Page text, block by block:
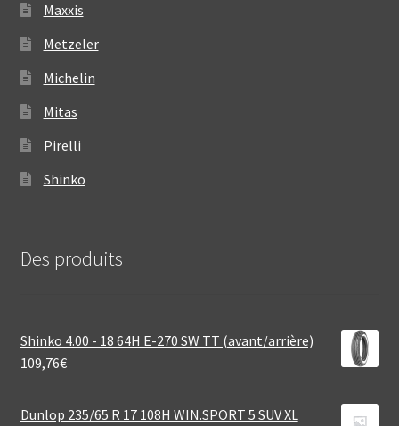
Maxxis
Metzeler
Michelin
Mitas
Pirelli
Shinko
Des produits
Shinko 4.00 - 18 64H E-270 SW TT (avant/arrière)
109,76€
Dunlop 235/65 R 17 108H WIN.SPORT 5 SUV XL